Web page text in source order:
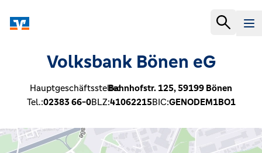
Volksbank Bönen eG
Hauptgeschäftsstelle:Bahnhofstr. 125,59199 Bönen
Tel.:02383 66-0BLZ:41062215BIC:GENODEM1BO1